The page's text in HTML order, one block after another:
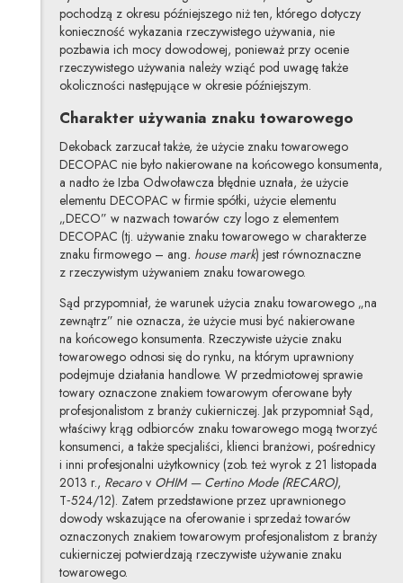
pochodzą z okresu późniejszego niż ten, którego dotyczy
konieczność wykazania rzeczywistego używania, nie
pozbawia ich mocy dowodowej, ponieważ przy ocenie
rzeczywistego używania należy wziąć pod uwagę także
okoliczności następujące w okresie późniejszym.
Charakter używania znaku towarowego
Dekoback zarzucał także, że użycie znaku towarowego
DECOPAC nie było nakierowane na końcowego konsumenta,
a nadto że Izba Odwoławcza błędnie uznała, że użycie
elementu DECOPAC w firmie spółki, użycie elementu
„DECO” w nazwach towarów czy logo z elementem
DECOPAC (tj. używanie znaku towarowego w charakterze
znaku firmowego – ang. house mark) jest równoznaczne
z rzeczywistym używaniem znaku towarowego.
Sąd przypomniał, że warunek użycia znaku towarowego „na
zewnątrz” nie oznacza, że użycie musi być nakierowane
na końcowego konsumenta. Rzeczywiste użycie znaku
towarowego odnosi się do rynku, na którym uprawniony
podejmuje działania handlowe. W przedmiotowej sprawie
towary oznaczone znakiem towarowym oferowane były
profesjonalistom z branży cukierniczej. Jak przypomniał Sąd,
właściwy krąg odbiorców znaku towarowego mogą tworzyć
konsumenci, a także specjaliści, klienci branżowi, pośrednicy
i inni profesjonalni użytkownicy (zob. też wyrok z 21 listopada
2013 r., Recarov OHIM — Certino Mode (RECARO),
T‑524/12). Zatem przedstawione przez uprawnionego
dowody wskazujące na oferowanie i sprzedaż towarów
oznaczonych znakiem towarowym profesjonalistom z branży
cukierniczej potwierdzają rzeczywiste używanie znaku
towarowego.